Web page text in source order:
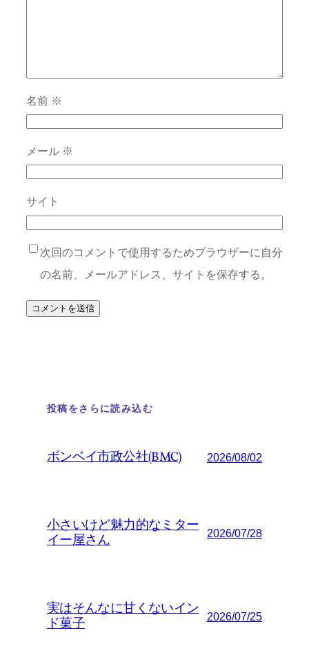
名前 ※
メール ※
サイト
次回のコメントで使用するためブラウザーに自分
の名前、メールアドレス、サイトを保存する。
投稿をさらに読み込む
ボンベイ市政公社(BMC) 2026/08/02
小さいけど魅力的なミター
イー屋さん
2026/07/28
実はそんなに甘くないイン
ド菓子
2026/07/25